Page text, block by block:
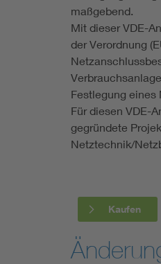
maßgebend.
Mit dieser VDE-
der Verordnung
Festlegung eines
Für diesen VDE-
gegründete
Netztechnik/
Kaufen